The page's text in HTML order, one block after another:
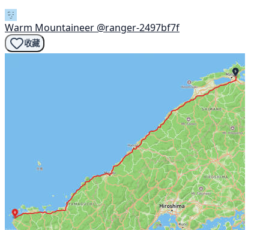
Warm Mountaineer @ranger-2497bf7f
收藏